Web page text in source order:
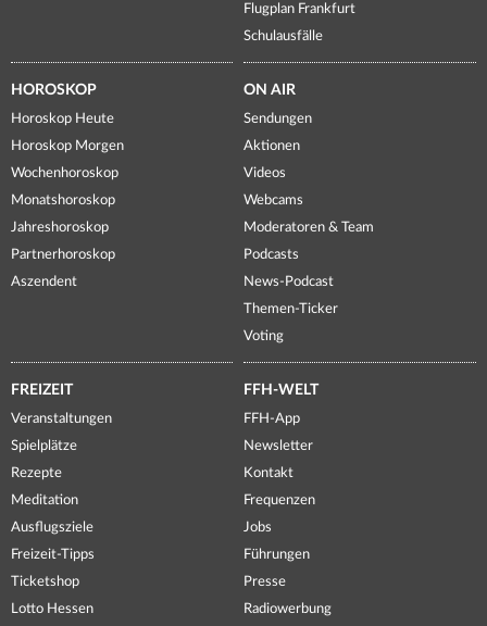
Flugplan Frankfurt
Schulausfälle
HOROSKOP
Horoskop Heute
Horoskop Morgen
Wochenhoroskop
Monatshoroskop
Jahreshoroskop
Partnerhoroskop
Aszendent
ON AIR
Sendungen
Aktionen
Videos
Webcams
Moderatoren & Team
Podcasts
News-Podcast
Themen-Ticker
Voting
FREIZEIT
Veranstaltungen
Spielplätze
Rezepte
Meditation
Ausflugsziele
Freizeit-Tipps
Ticketshop
Lotto Hessen
FFH-WELT
FFH-App
Newsletter
Kontakt
Frequenzen
Jobs
Führungen
Presse
Radiowerbung